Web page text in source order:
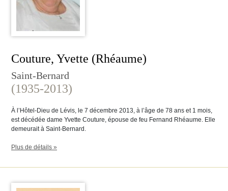
Couture, Yvette (Rhéaume)
Saint-Bernard
(1935-2013)
À l’Hôtel-Dieu de Lévis, le 7 décembre 2013, à l’âge de 78 ans et 1 mois,
est décédée dame Yvette Couture, épouse de feu Fernand Rhéaume. Elle
demeurait à Saint-Bernard.
Plus de détails »